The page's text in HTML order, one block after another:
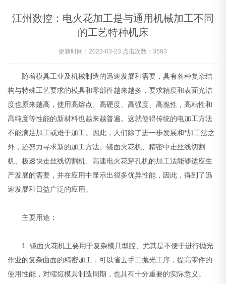
江州数控：电火花加工是与通用机械加工不同
的工艺特种机床
更新时间：2023-03-23 点击次数：3583
随着模具工业及机械制造的迅速发展和需要，具有各种复杂结
构与特殊工艺要求的模具和零部件越来越多，要求精度和表面光洁
度也原来越高，使用高熔点、高硬度、高强度、高脆性，高粘性和
高纯度等性能的新材料也越来越普遍。这就使得传统的电加工方法
不能满足加工或难于加工。因此，人们除了进一步发展和*加工法之
外，还努力寻求新的加工方法。镜面火花机、精密中走丝线切割
机、极速快走丝线切割机、高速电火花穿孔机的加工法能够适应生
产发展的需要，并在应用中显示出很多优异性能，因此，得到了迅
速发展和日益广泛的应用。
主要用途：
1. 镜面火花机主要用于复杂模具型腔、尤其是不便于进行抛光
作业的复杂曲面的精密加工，可以省去手工抛光工序，提高零件的
使用性能，对缩短模具制造周期，也具有十分重要的实际意义。